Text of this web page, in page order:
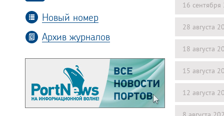
Новый номер
Архив журналов
16 сентября
28 августа
18 августа
15 августа
12 августа